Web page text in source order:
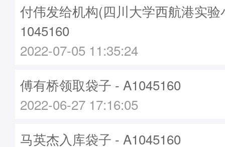
付伟发给机构(四川大学西航港实
1045160
2022-07-05 11:35:24
傅有桥领取袋子 - A1045160
2022-06-27 17:16:05
马英杰入库袋子 - A1045160